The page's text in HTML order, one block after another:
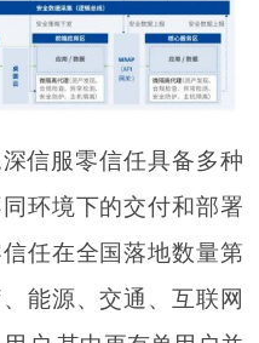
信服零信任具备多种
环境下的交付和部署
任在全国落地数量第
能源、交通、互联网